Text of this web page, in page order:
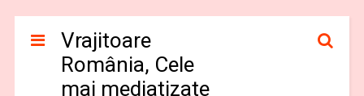
Vrajitoare
România, Cele
mai mediatizate